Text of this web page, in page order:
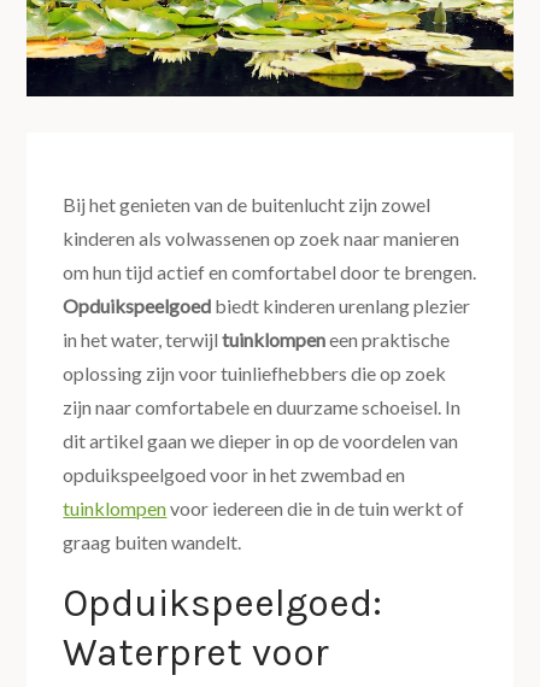
Bij het genieten van de buitenlucht zijn zowel
kinderen als volwassenen op zoek naar manieren
om hun tijd actief en comfortabel door te brengen.
Opduikspeelgoed biedt kinderen urenlang plezier
in het water, terwijltuinklompeneen praktische
oplossing zijn voor tuinliefhebbers die op zoek
zijn naar comfortabele en duurzame schoeisel. In
dit artikel gaan we dieper in op de voordelen van
opduikspeelgoed voor in het zwembad en
tuinklompenvoor iedereen die in de tuin werkt of
graag buiten wandelt.
Opduikspeelgoed:
Waterpret voor